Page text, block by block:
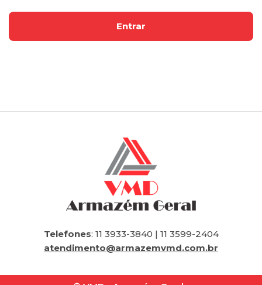
Telefones: 11 3933-3840 | 11 3599-2404
atendimento@armazemvmd.com.br